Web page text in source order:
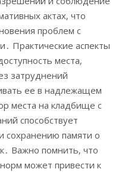
актах‚ что
проблем с
Практические аспекты
места‚
затруднений
ее в надлежащем
места на кладбище с
способствует
сохранению памяти о
Важно помнить‚ что
может привести к